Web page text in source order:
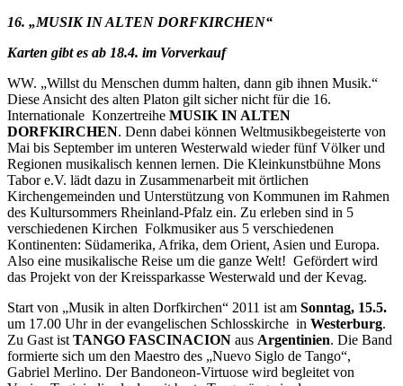
16. „MUSIK IN ALTEN DORFKIRCHEN“
Karten gibt es ab 18.4. im Vorverkauf
WW. „Willst du Menschen dumm halten, dann gib ihnen Musik.“
Diese Ansicht des alten Platon gilt sicher nicht für die 16.
Internationale Konzertreihe MUSIK IN ALTEN
DORFKIRCHEN. Denn dabei können Weltmusikbegeisterte von
Mai bis September im unteren Westerwald wieder fünf Völker und
Regionen musikalisch kennen lernen. Die Kleinkunstbühne Mons
Tabor e.V. lädt dazu in Zusammenarbeit mit örtlichen
Kirchengemeinden und Unterstützung von Kommunen im Rahmen
des Kultursommers Rheinland-Pfalz ein. Zu erleben sind in 5
verschiedenen Kirchen Folkmusiker aus 5 verschiedenen
Kontinenten: Südamerika, Afrika, dem Orient, Asien und Europa.
Also eine musikalische Reise um die ganze Welt! Gefördert wird
das Projekt von der Kreissparkasse Westerwald und der Kevag.
Start von „Musik in alten Dorfkirchen“ 2011 ist am Sonntag, 15.5.
um 17.00 Uhr in der evangelischen Schlosskirche in Westerburg.
Zu Gast ist TANGO FASCINACION aus Argentinien. Die Band
formierte sich um den Maestro des „Nuevo Siglo de Tango“,
Gabriel Merlino. Der Bandoneon-Virtuose wird begleitet von